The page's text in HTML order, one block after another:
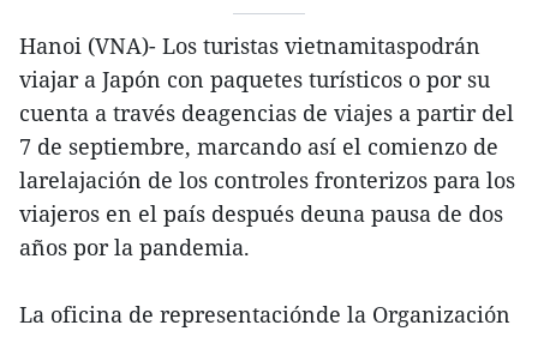
Hanoi (VNA)- Los turistas vietnamitaspodrán
viajar a Japón con paquetes turísticos o por su
cuenta a través deagencias de viajes a partir del
7 de septiembre, marcando así el comienzo de
larelajación de los controles fronterizos para los
viajeros en el país después deuna pausa de dos
años por la pandemia.
La oficina de representaciónde la Organización